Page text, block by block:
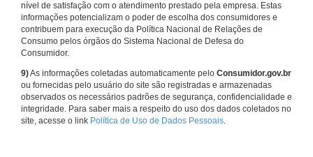
nível de satisfação com o atendimento prestado pela empresa. Estas
informações potencializam o poder de escolha dos consumidores e
contribuem para execução da Política Nacional de Relações de
Consumo pelos órgãos do Sistema Nacional de Defesa do
Consumidor.
9)As informações coletadas automaticamente pelo Consumidor.gov.br
ou fornecidas pelo usuário do site são registradas e armazenadas
observados os necessários padrões de segurança, confidencialidade e
integridade. Para saber mais a respeito do uso dos dados coletados no
site, acesse o link Política de Uso de Dados Pessoais.